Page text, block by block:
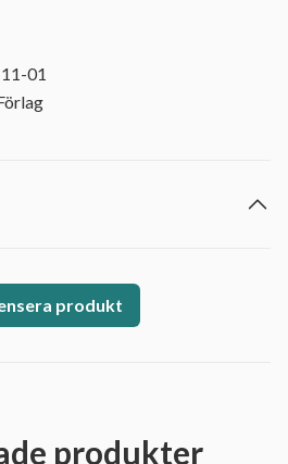
01
produkt
produkter